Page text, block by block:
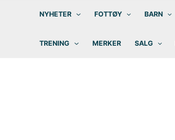
NYHETER FOTTØY BARN
TRENING MERKER SALG